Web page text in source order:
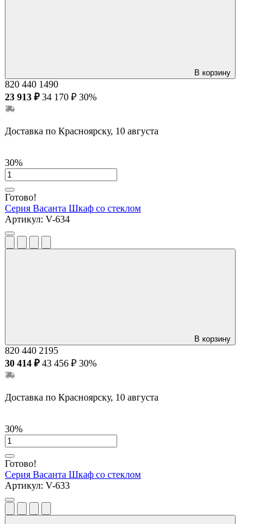
В корзину
820 440 1490
23 913 ₽ 34 170 ₽ 30%
Доставка по Красноярску, 10 августа
30%
Готово!
Серия Васанта Шкаф со стеклом
Артикул: V-634
В корзину
820 440 2195
30 414 ₽ 43 456 ₽ 30%
Доставка по Красноярску, 10 августа
30%
Готово!
Серия Васанта Шкаф со стеклом
Артикул: V-633